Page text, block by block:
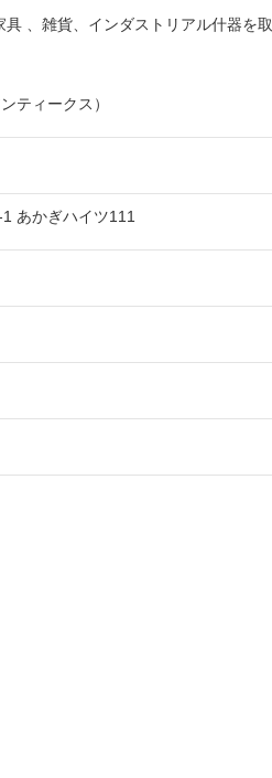
、雑貨、インダストリアル什器を取
ティークス）
あかぎハイツ111